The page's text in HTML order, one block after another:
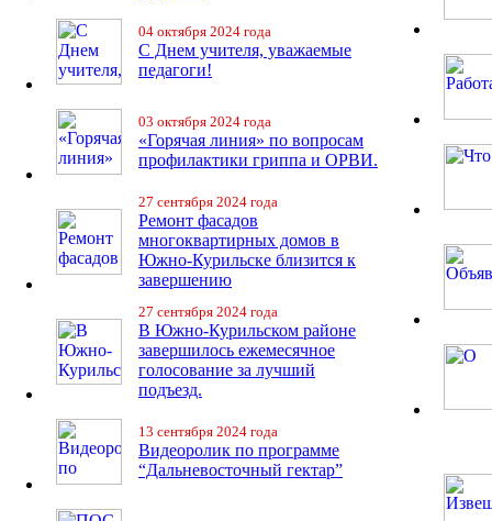
04 октября 2024 года
С Днем учителя, уважаемые
педагоги!
03 октября 2024 года
«Горячая линия» по вопросам
профилактики гриппа и ОРВИ.
27 сентября 2024 года
Ремонт фасадов
многоквартирных домов в
Южно-Курильске близится к
завершению
27 сентября 2024 года
В Южно-Курильском районе
завершилось ежемесячное
голосование за лучший
подъезд.
13 сентября 2024 года
Видеоролик по программе
“Дальневосточный гектар”